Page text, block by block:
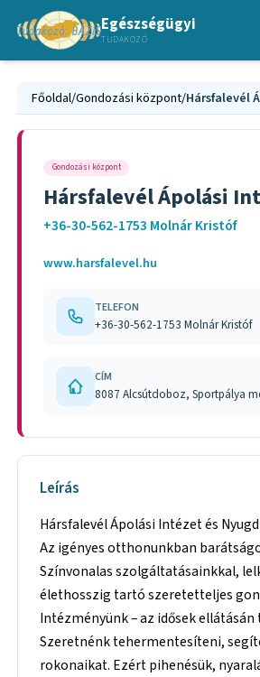
Egészségügyi
TUDAKOZÓ
Főoldal/Gondozási központ/
Gondozási központ
Hársfalevél Ápolási
+36-30-562-1753 Molnár Kristóf
www.harsfalevel.hu
TELEFON
+36-30-562-1753 Molnár Kristóf
CÍM
8087 Alcsútdoboz, Sportpálya
Leírás
Hársfalevél Ápolási Intézet és
Az igényes otthonunkban
Színvonalas szolgáltatásainkkal,
élethosszig tartó szeretetteljes
Intézményünk – az idősek
Szeretnénk tehermentesíteni,
rokonaikat. Ezért pihenésük,